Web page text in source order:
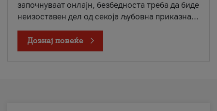
започнуваат онлајн, безбедноста треба да биде
неизоставен дел од секоја љубовна приказна...
Дознај повеќе